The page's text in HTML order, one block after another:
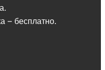
– бесплатно.